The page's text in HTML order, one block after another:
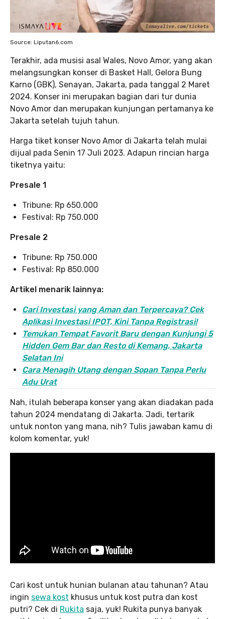
Source: Liputan6.com
Terakhir, ada musisi asal Wales, Novo Amor, yang akan
melangsungkan konser di Basket Hall, Gelora Bung
Karno (GBK), Senayan, Jakarta, pada tanggal 2 Maret
2024. Konser ini merupakan bagian dari tur dunia
Novo Amor dan merupakan kunjungan pertamanya ke
Jakarta setelah tujuh tahun.
Harga tiket konser Novo Amor di Jakarta telah mulai
dijual pada Senin 17 Juli 2023. Adapun rincian harga
tiketnya yaitu:
Presale 1
Tribune: Rp 650.000
Festival: Rp 750.000
Presale 2
Tribune: Rp 750.000
Festival: Rp 850.000
Artikel menarik lainnya:
Cari Investasi yang Aman dan Terpercaya? Cek
Aplikasi Investasi IPOT, Kini Tanpa Registrasi!
Temukan Tempat Favorit Baru dengan Kunjungi 5
Hidden Gem Bar dan Resto di Kemang, Jakarta
Selatan Ini
Cara Menagih Utang dengan Sopan Tanpa Perlu
Adu Urat
Nah, itulah beberapa konser yang akan diadakan pada
tahun 2024 mendatang di Jakarta. Jadi, tertarik
untuk nonton yang mana, nih? Tulis jawaban kamu di
kolom komentar, yuk!
Cari kost untuk hunian bulanan atau tahunan? Atau
ingin sewa kost khusus untuk kost putra dan kost
putri? Cek di Rukita saja, yuk! Rukita punya banyak